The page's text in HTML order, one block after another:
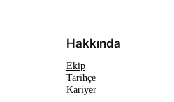
Hakkında
Ekip
Tarihçe
Kariyer